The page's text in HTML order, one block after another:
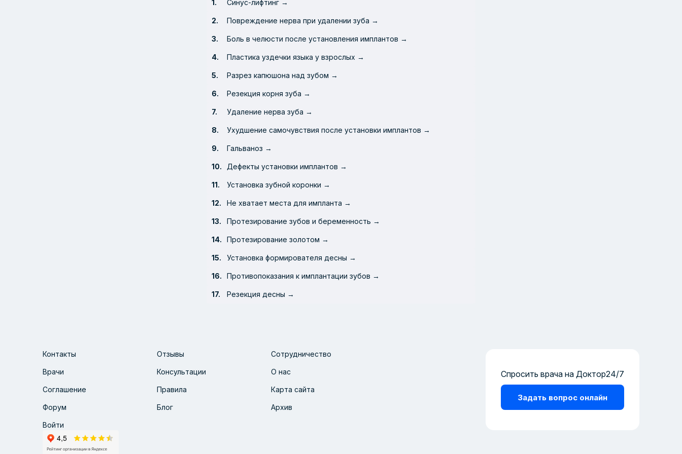
Синус-лифтинг →
Повреждение нерва при удалении зуба →
Боль в челюсти после установления имплантов →
Пластика уздечки языка у взрослых →
Разрез капюшона над зубом →
Резекция корня зуба →
Удаление нерва зуба →
Ухудшение самочувствия после установки имплантов →
Гальваноз →
Дефекты установки имплантов →
Установка зубной коронки →
Не хватает места для импланта →
Протезирование зубов и беременность →
Протезирование золотом →
Установка формирователя десны →
Противопоказания к имплантации зубов →
Резекция десны →
Контакты Отзывы Сотрудничество
Врачи Консультации О нас
Соглашение Правила Карта сайта
Форум Блог Архив
Войти
Спросить врача на Доктор24/7
Задать вопрос онлайн